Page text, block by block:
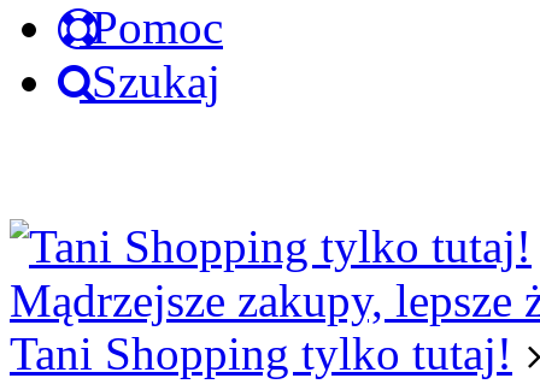
Pomoc
Szukaj
Mądrzejsze zakupy, lepsze
Tani Shopping tylko tutaj!